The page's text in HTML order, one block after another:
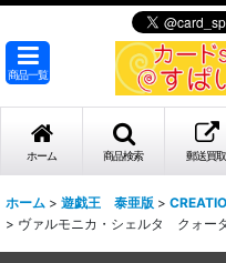
商品一覧
ホーム 商品検索 郵送買取
ホーム > 遊戯王 泰亜版 >
> ヴァルモニカ・シェルタ クォー